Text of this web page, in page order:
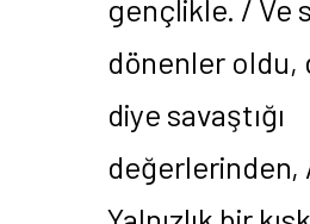
gençlikle. / Ve
dönenler oldu,
diye savaştığı
değerlerinden,